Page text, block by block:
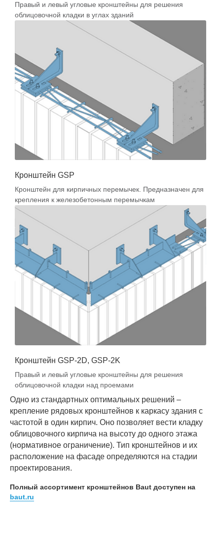
Правый и левый угловые кронштейны для решения
облицовочной кладки в углах зданий
Кронштейн GSP
Кронштейн для кирпичных перемычек. Предназначен для
крепления к железобетонным перемычкам
Кронштейн GSP-2D, GSP-2K
Правый и левый угловые кронштейны для решения
облицовочной кладки над проемами
Одно из стандартных оптимальных решений –
крепление рядовых кронштейнов к каркасу здания с
частотой в один кирпич. Оно позволяет вести кладку
облицовочного кирпича на высоту до одного этажа
(нормативное ограничение). Тип кронштейнов и их
расположение на фасаде определяются на стадии
проектирования.
Полный ассортимент кронштейнов Baut доступен на
baut.ru